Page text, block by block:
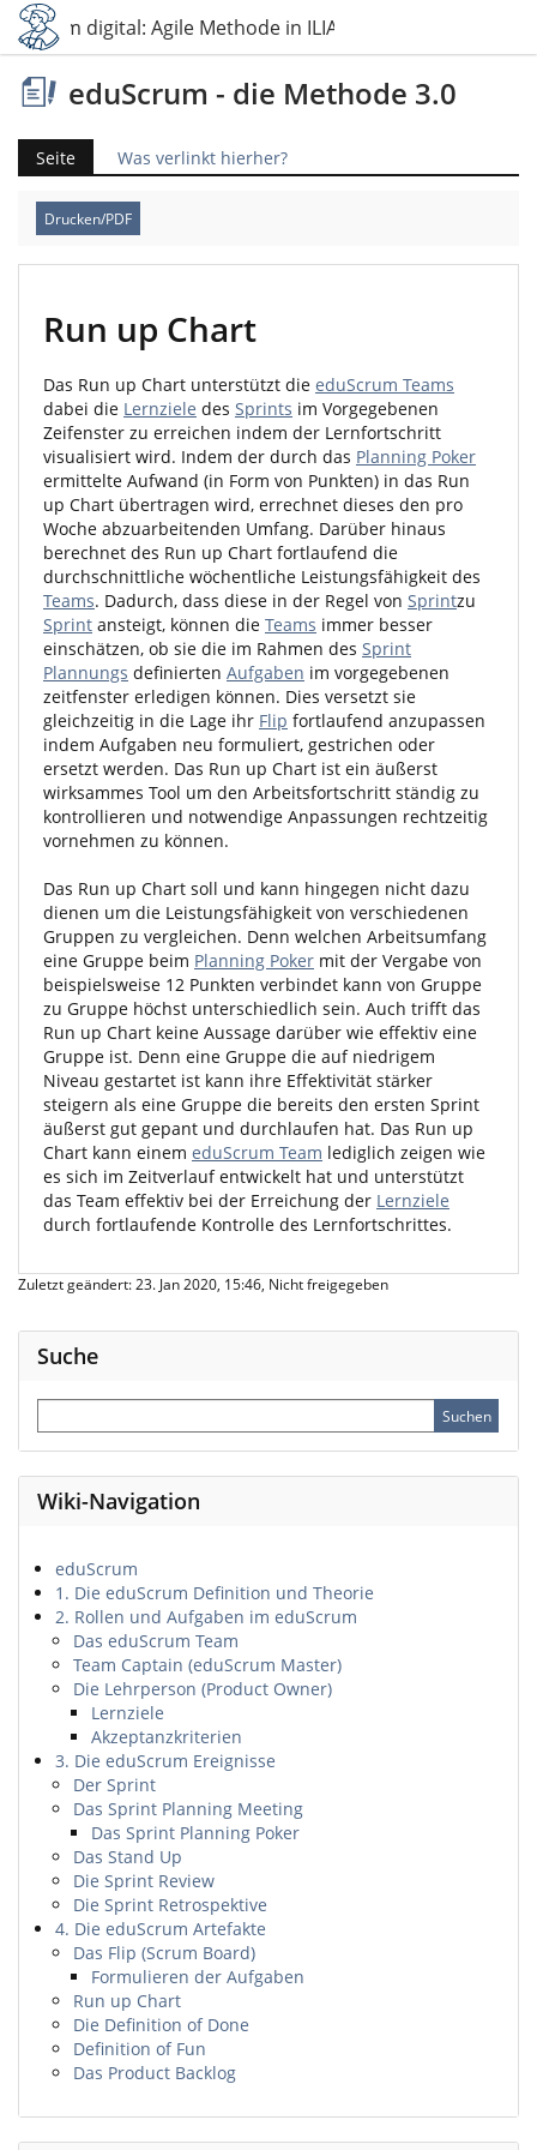
digital: Agile Methode in ILIAS umgesetzt
eduScrum - die Methode 3.0
Seite Was verlinkt hierher?
Drucken/PDF
Run up Chart
Das Run up Chart unterstützt die eduScrum Teams
dabei die Lernziele des Sprints im Vorgegebenen
Zeifenster zu erreichen indem der Lernfortschritt
visualisiert wird. Indem der durch das Planning Poker
ermittelte Aufwand (in Form von Punkten) in das Run
up Chart übertragen wird, errechnet dieses den pro
Woche abzuarbeitenden Umfang. Darüber hinaus
berechnet des Run up Chart fortlaufend die
durchschnittliche wöchentliche Leistungsfähigkeit des
Teams. Dadurch, dass diese in der Regel von Sprintzu
Sprint ansteigt, können die Teams immer besser
einschätzen, ob sie die im Rahmen des Sprint
Plannungs definierten Aufgaben im vorgegebenen
zeitfenster erledigen können. Dies versetzt sie
gleichzeitig in die Lage ihr Flip fortlaufend anzupassen
indem Aufgaben neu formuliert, gestrichen oder
ersetzt werden. Das Run up Chart ist ein äußerst
wirksammes Tool um den Arbeitsfortschritt ständig zu
kontrollieren und notwendige Anpassungen rechtzeitig
vornehmen zu können.
Das Run up Chart soll und kann hingegen nicht dazu
dienen um die Leistungsfähigkeit von verschiedenen
Gruppen zu vergleichen. Denn welchen Arbeitsumfang
eine Gruppe beim Planning Poker mit der Vergabe von
beispielsweise 12 Punkten verbindet kann von Gruppe
zu Gruppe höchst unterschiedlich sein. Auch trifft das
Run up Chart keine Aussage darüber wie effektiv eine
Gruppe ist. Denn eine Gruppe die auf niedrigem
Niveau gestartet ist kann ihre Effektivität stärker
steigern als eine Gruppe die bereits den ersten Sprint
äußerst gut gepant und durchlaufen hat. Das Run up
Chart kann einem eduScrum Team lediglich zeigen wie
es sich im Zeitverlauf entwickelt hat und unterstützt
das Team effektiv bei der Erreichung der Lernziele
durch fortlaufende Kontrolle des Lernfortschrittes.
Zuletzt geändert: 23. Jan 2020, 15:46, Nicht freigegeben
Suche
Wiki-Navigation
eduScrum
1. Die eduScrum Definition und Theorie
2. Rollen und Aufgaben im eduScrum
Das eduScrum Team
Team Captain (eduScrum Master)
Die Lehrperson (Product Owner)
Lernziele
Akzeptanzkriterien
3. Die eduScrum Ereignisse
Der Sprint
Das Sprint Planning Meeting
Das Sprint Planning Poker
Das Stand Up
Die Sprint Review
Die Sprint Retrospektive
4. Die eduScrum Artefakte
Das Flip (Scrum Board)
Formulieren der Aufgaben
Run up Chart
Die Definition of Done
Definition of Fun
Das Product Backlog